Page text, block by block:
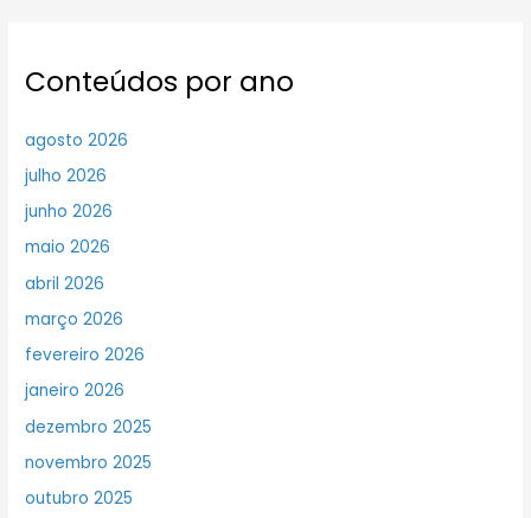
Conteúdos por ano
agosto 2026
julho 2026
junho 2026
maio 2026
abril 2026
março 2026
fevereiro 2026
janeiro 2026
dezembro 2025
novembro 2025
outubro 2025